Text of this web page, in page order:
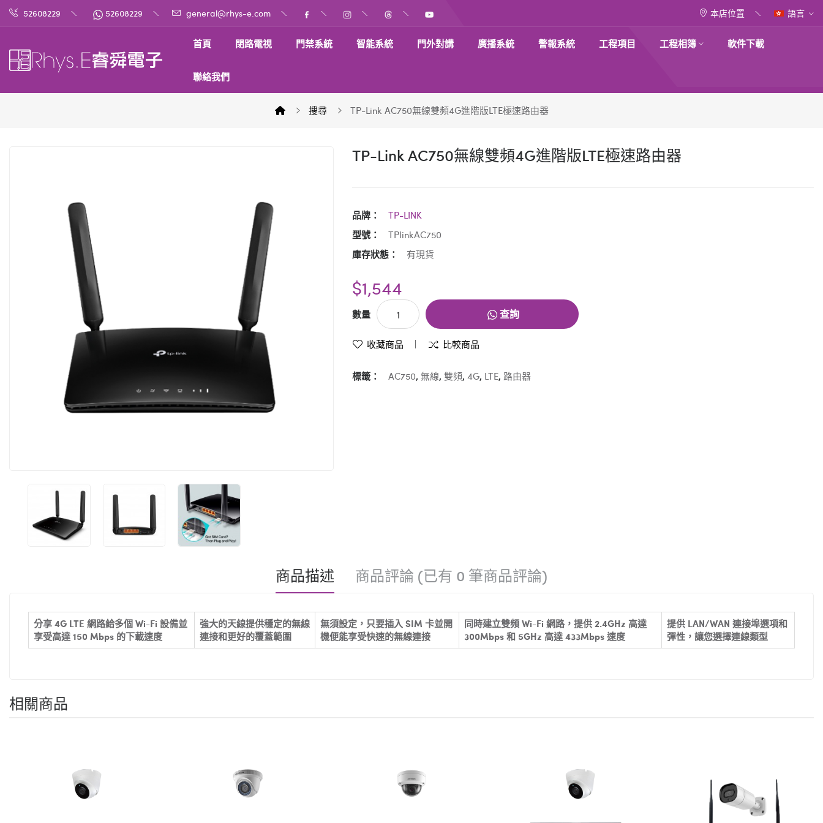
52608229 52608229 general@rhys-e.com 本店位置 語言
首頁 閉路電視 門禁系統 智能系統 門外對講 廣播系統 警報系統 工程項目 工程相簿 軟件下載
聯絡我們
搜尋 TP-Link AC750無線雙頻4G進階版LTE極速路由器
TP-Link AC750無線雙頻4G進階版LTE極速路由器
品牌：
TP-LINK
型號：
TPlinkAC750
庫存狀態：
有現貨
$1,544
數量 查詢
收藏商品 比較商品
標籤： AC750, 無線, 雙頻, 4G, LTE, 路由器
商品描述 商品評論 (已有 0 筆商品評論)
分享 4G LTE 網路給多個 Wi-Fi 設備並
享受高達 150 Mbps 的下載速度
強大的天線提供穩定的無線
連接和更好的覆蓋範圍
無須設定，只要插入 SIM 卡並開
機便能享受快速的無線連接
同時建立雙頻 Wi-Fi 網路，提供 2.4GHz 高達
300Mbps 和 5GHz 高達 433Mbps 速度
提供 LAN/WAN 連接埠選項和
彈性，讓您選擇連線類型
相關商品